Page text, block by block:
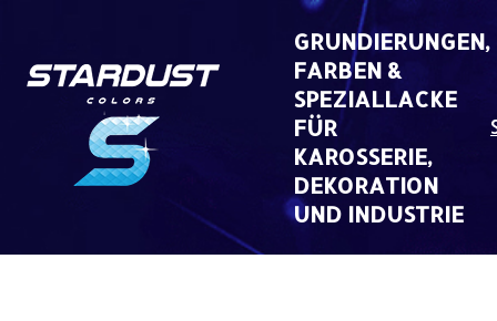
GRUNDIERUNGEN,
FARBEN &
SPEZIALLACKE
FÜR
KAROSSERIE,
DEKORATION
UND INDUSTRIE